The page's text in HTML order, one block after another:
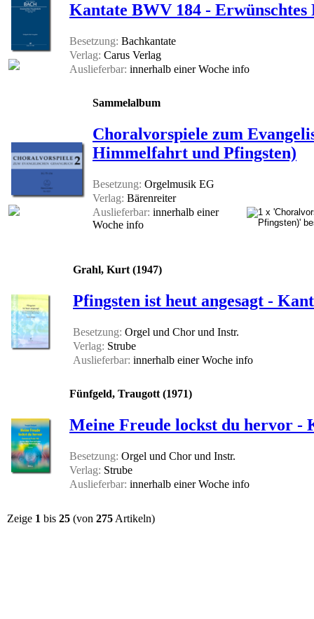
Kantate BWV 184 -
Besetzung: Bachkantate
Verlag: Carus Verlag
Auslieferbar: innerhalb einer Woche info
Sammelalbum
Choralvorspiele zum
Himmelfahrt und Pfingsten)
Besetzung: Orgelmusik EG
Verlag: Bärenreiter
Auslieferbar: innerhalb einer
Woche info
Grahl, Kurt (1947)
Pfingsten ist heut angesagt -
Besetzung: Orgel und Chor und Instr.
Verlag: Strube
Auslieferbar: innerhalb einer Woche info
Fünfgeld, Traugott (1971)
Meine Freude lockst du hervor -
Besetzung: Orgel und Chor und Instr.
Verlag: Strube
Auslieferbar: innerhalb einer Woche info
Zeige 1 bis 25 (von 275Artikeln)